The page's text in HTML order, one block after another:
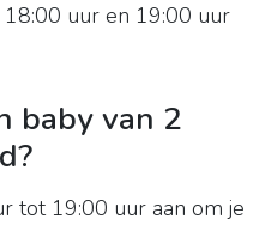
uur en 19:00 uur
baby van 2
tot 19:00 uur aan om je